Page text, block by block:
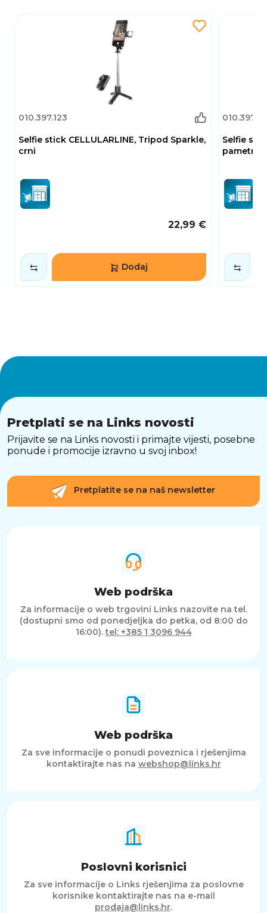
010.397.123
Selfie stick CELLULARLINE, Tripod Sparkle,
crni
22,99 €
Dodaj
Selfie
pametno
Pretplati se na Links novosti
Prijavite se na Links novosti i primajte vijesti, posebne
ponude i promocije izravno u svoj inbox!
Pretplatite se na naš newsletter
Web podrška
Za informacije o web trgovini Links nazovite na tel.
(dostupni smo od ponedjeljka do petka, od 8:00 do
16:00).tel: +385 1 3096 944
Web podrška
Za sve informacije o ponudi poveznica i rješenjima
kontaktirajte nas na webshop@links.hr
Poslovni korisnici
Za sve informacije o Links rješenjima za poslovne
korisnike kontaktirajte nas na e-mail
prodaja@links.hr.